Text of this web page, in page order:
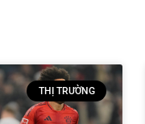
THỊ TRƯỜNG